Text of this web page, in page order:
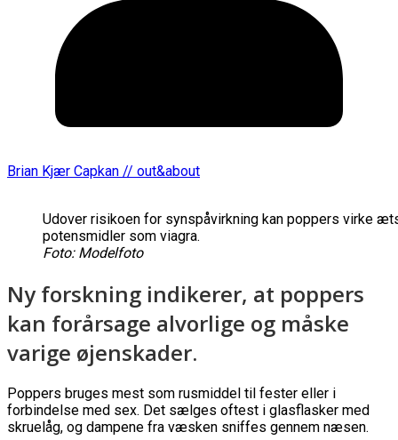
Brian Kjær Capkan // out&about
Udover risikoen for synspåvirkning kan poppers virke
potensmidler som viagra.
Foto: Modelfoto
Ny forskning indikerer, at poppers
kan forårsage alvorlige og måske
varige øjenskader.
Poppers bruges mest som rusmiddel til fester eller i
forbindelse med sex. Det sælges oftest i glasflasker med
skruelåg, og dampene fra væsken sniffes gennem næsen.